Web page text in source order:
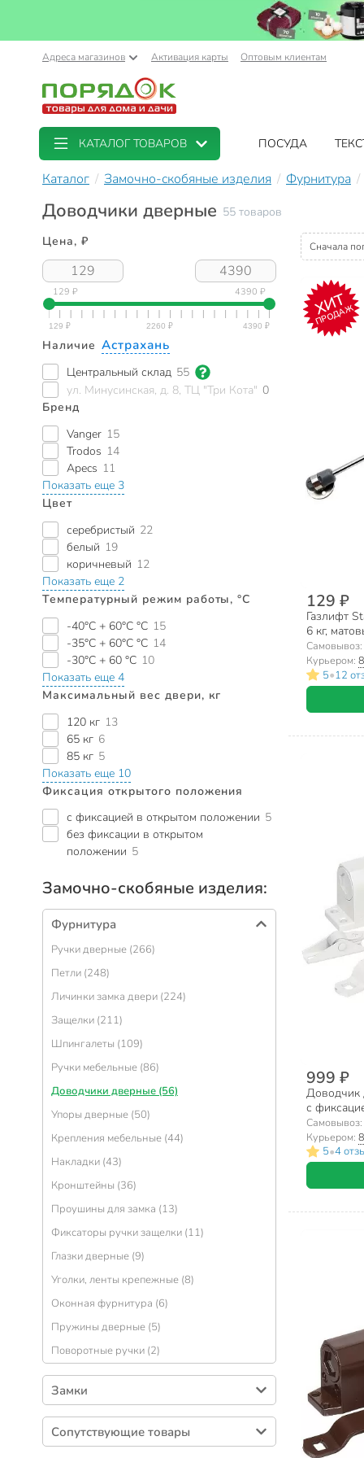
Адреса магазинов Активация карты Оптовым клиентам
КАТАЛОГ ТОВАРОВ ПОСУДА
Каталог Замочно-скобяные изделия Фурнитура
Доводчики дверные 55 товаров
Цена, ₽
129 ₽ 4390 ₽
Наличие Астрахань
Центральный склад 55
ул. Минусинская, д. 8, ТЦ "Три Кота" 0
Бренд
Vanger 15
Trodos 14
Apecs 11
Показать еще 3
Цвет
серебристый 22
белый 19
коричневый 12
Показать еще 2
Температурный режим работы, °C
-40°C + 60°C °C 15
-35°C + 60°C °C 14
-30°C + 60 °C 10
Показать еще 4
Максимальный вес двери, кг
120 кг 13
65 кг 6
85 кг 5
Показать еще 10
Фиксация открытого положения
с фиксацией в открытом положении 5
без фиксации в открытом
положении 5
Замочно-скобяные изделия:
Фурнитура
Ручки дверные (266)
Петли (248)
Личинки замка двери (224)
Защелки (211)
Шпингалеты (109)
Ручки мебельные (86)
Доводчики дверные (56)
Упоры дверные (50)
Крепления мебельные (44)
Накладки (43)
Кронштейны (36)
Проушины для замка (13)
Фиксаторы ручки защелки (11)
Глазки дверные (9)
Уголки, ленты крепежные (8)
Оконная фурнитура (6)
Пружины дверные (5)
Поворотные ручки (2)
Замки
Замки врезные (394)
Замки навесные (189)
Сопутствующие товары
Сначала
ХИТ
ПРОДАЖ
129 ₽
Газлифт
6 кг,
Самовывоз:
Курьером:
5•12
999 ₽
Доводчик
с
кг, белый,
Самовывоз:
Курьером:
5•4